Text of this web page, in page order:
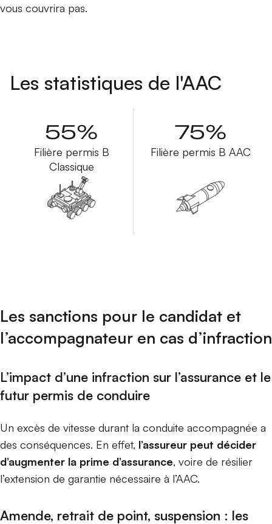
vous couvrira pas.
Les statistiques de l'AAC
55%
Filière permis B
Classique
75%
Filière permis B AAC
Les sanctions pour le candidat et
l’accompagnateur en cas d’infraction
L’impact d’une infraction sur l’assurance et le
futur permis de conduire
Un excès de vitesse durant la conduite accompagnée a
des conséquences. En effet, l’assureur peut décider
d’augmenter la prime d’assurance, voire de résilier
l’extension de garantie nécessaire à l’AAC.
Amende, retrait de point, suspension : les